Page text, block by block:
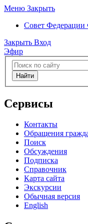
Меню Закрыть
Совет Федерации
Закрыть Вход
Эфир
Найти
Сервисы
Контакты
Обращения
Поиск
Обсуждения
Подписка
Справочник
Карта сайта
Экскурсии
Обычная версия
English